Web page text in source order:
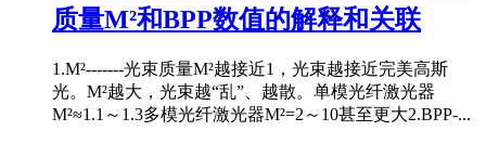
质量M²和BPP数值的解释和关联
1.M²-------光束质量M²越接近1，光束越接近完美高斯
光。M²越大，光束越“乱”、越散。单模光纤激光器
M²≈1.1～1.3多模光纤激光器M²=2～10甚至更大2.BPP-...